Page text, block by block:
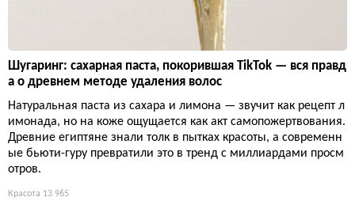
Шугаринг: сахарная паста, покорившая TikTok — вся правд
а о древнем методе удаления волос
Натуральная паста из сахара и лимона — звучит как рецепт л
имонада, но на коже ощущается как акт самопожертвования.
Древние египтяне знали толк в пытках красоты, а современн
ые бьюти-гуру превратили это в тренд с миллиардами просм
отров.
Красота 13 965